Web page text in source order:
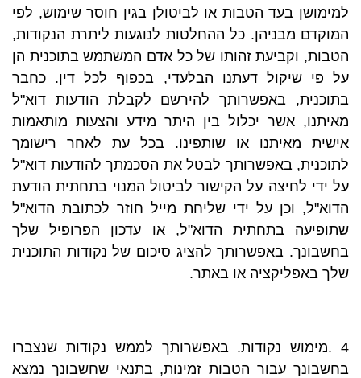
למימושן בעד הטבות או לביטולן בגין חוסר שימוש, לפי
המוקדם מבניהן. כל ההחלטות לנוגעות ליתרת הנקודות,
הטבות, וקביעת זהותו של כל אדם המשתמש בתוכנית הן
על פי שיקול דעתנו הבלעדי, בכפוף לכל דין. כחבר
בתוכנית, באפשרותך להירשם לקבלת הודעות דוא"ל
מאיתנו, אשר יכלול בין היתר מידע והצעות מותאמות
אישית מאיתנו או שותפינו. בכל עת לאחר רישומך
לתוכנית, באפשרותך לבטל את הסכמתך להודעות דוא"ל
על ידי לחיצה על הקישור לביטול המנוי בתחתית הודעת
הדוא"ל, וכן על ידי שליחת מייל חוזר לכתובת הדוא"ל
שתופיעה בתחתית הדוא"ל, או עדכון הפרופיל שלך
בחשבונך. באפשרותך להציג סיכום של נקודות התוכנית
שלך באפליקציה או באתר.
4 .מימוש נקודות. באפשרותך לממש נקודות שנצברו
בחשבונך עבור הטבות זמינות, בתנאי שחשבונך נמצא